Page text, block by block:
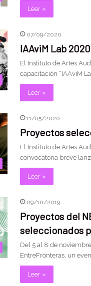
Leer »
07/09/2020
IAAviM Lab
El Instituto de Artes
capacitación “IAAviM
Leer »
11/05/2020
Proyectos
El Instituto de Artes
convocatoria breve
Leer »
09/10/2019
Proyectos del
seleccionados
Del 5 al 8 de
EntreFronteras, un
Leer »